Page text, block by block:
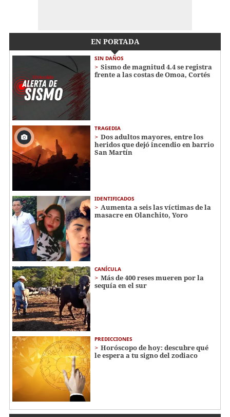
EN PORTADA
SIN DAÑOS
Sismo de magnitud 4.4 se registra
frente a las costas de Omoa, Cortés
TRAGEDIA
Dos adultos mayores, entre los
heridos que dejó incendio en barrio
San Martín
IDENTIFICADOS
Aumenta a seis las víctimas de la
masacre en Olanchito, Yoro
CANÍCULA
Más de 400 reses mueren por la
sequía en el sur
PREDICCIONES
Horóscopo de hoy: descubre qué
le espera a tu signo del zodiaco